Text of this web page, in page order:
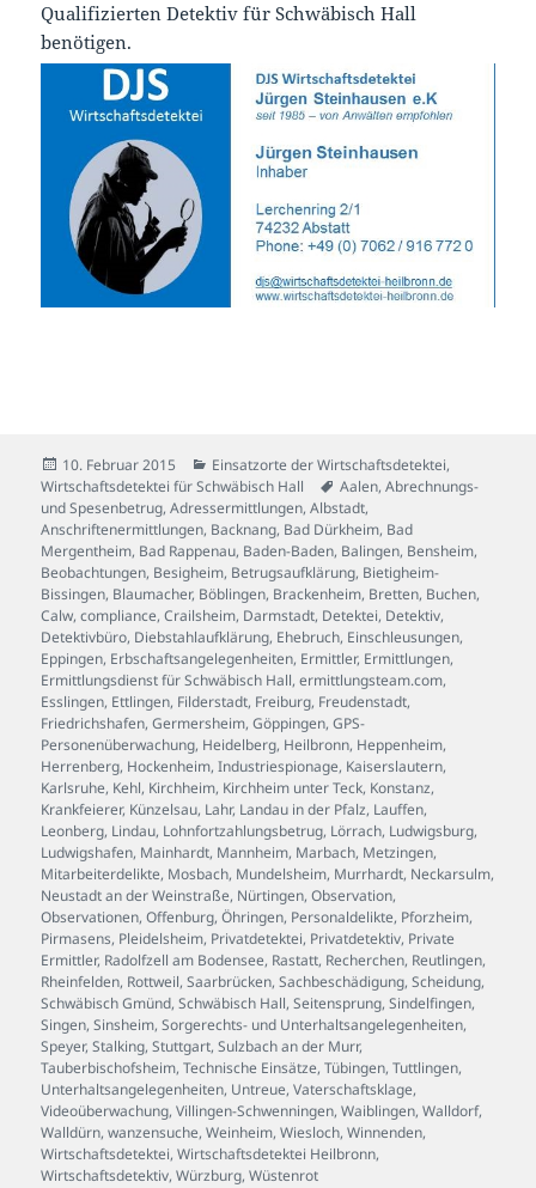
Qualifizierten Detektiv für Schwäbisch Hall
benötigen.
Veröffentlicht
am
10. Februar 2015 Kategorien
Einsatzorte der Wirtschaftsdetektei,
Wirtschaftsdetektei für Schwäbisch Hall
Schlagwörter
Aalen,Abrechnungs-
und Spesenbetrug,Adressermittlungen,Albstadt,
Anschriftenermittlungen, Backnang, Bad Dürkheim, Bad
Mergentheim, Bad Rappenau, Baden-Baden, Balingen, Bensheim,
Beobachtungen, Besigheim, Betrugsaufklärung, Bietigheim-
Bissingen, Blaumacher, Böblingen, Brackenheim, Bretten, Buchen,
Calw,compliance,Crailsheim, Darmstadt, Detektei, Detektiv,
Detektivbüro, Diebstahlaufklärung, Ehebruch, Einschleusungen,
Eppingen, Erbschaftsangelegenheiten, Ermittler, Ermittlungen,
Ermittlungsdienst für Schwäbisch Hall,ermittlungsteam.com,
Esslingen, Ettlingen, Filderstadt, Freiburg, Freudenstadt,
Friedrichshafen,Germersheim,Göppingen,GPS-
Personenüberwachung, Heidelberg, Heilbronn, Heppenheim,
Herrenberg, Hockenheim,Industriespionage, Kaiserslautern,
Karlsruhe, Kehl, Kirchheim, Kirchheim unter Teck, Konstanz,
Krankfeierer, Künzelsau, Lahr, Landau in der Pfalz, Lauffen,
Leonberg, Lindau, Lohnfortzahlungsbetrug, Lörrach, Ludwigsburg,
Ludwigshafen, Mainhardt, Mannheim, Marbach, Metzingen,
Mitarbeiterdelikte, Mosbach, Mundelsheim, Murrhardt, Neckarsulm,
Neustadt an der Weinstraße, Nürtingen,Observation,
Observationen,Offenburg,Öhringen, Personaldelikte, Pforzheim,
Pirmasens, Pleidelsheim, Privatdetektei, Privatdetektiv, Private
Ermittler, Radolfzell am Bodensee, Rastatt, Recherchen, Reutlingen,
Rheinfelden, Rottweil,Saarbrücken,Sachbeschädigung,Scheidung,
Schwäbisch Gmünd,Schwäbisch Hall,Seitensprung,Sindelfingen,
Singen,Sinsheim,Sorgerechts- und Unterhaltsangelegenheiten,
Speyer,Stalking,Stuttgart,Sulzbach an der Murr,
Tauberbischofsheim,Technische Einsätze,Tübingen,Tuttlingen,
Unterhaltsangelegenheiten, Untreue,Vaterschaftsklage,
Videoüberwachung,Villingen-Schwenningen,Waiblingen,Walldorf,
Walldürn,wanzensuche,Weinheim,Wiesloch,Winnenden,
Wirtschaftsdetektei,Wirtschaftsdetektei Heilbronn,
Wirtschaftsdetektiv,Würzburg,Wüstenrot